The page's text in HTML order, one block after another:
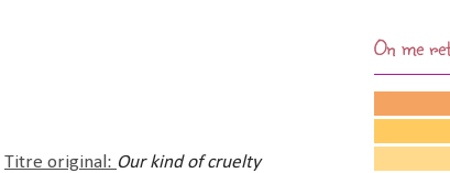
Titre original: Our kind of cruelty
On me